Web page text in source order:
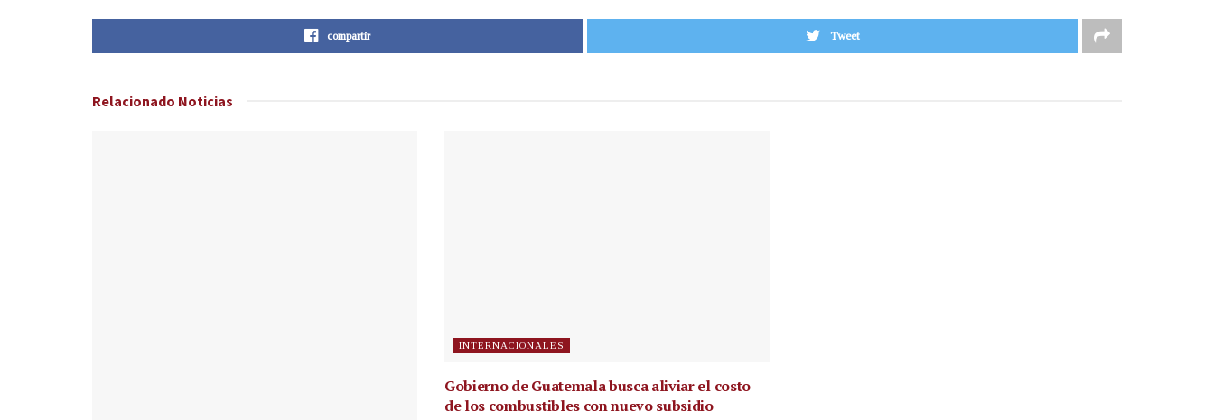
compartir Tweet
Relacionado Noticias
INTERNACIONALES
Gobierno de Guatemala busca aliviar el costo
de los combustibles con nuevo subsidio